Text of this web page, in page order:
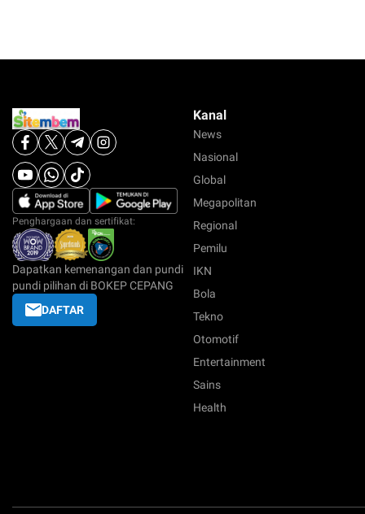
Penghargaan dan sertifikat:
Dapatkan kemenangan dan pundi
pundi pilihan di BOKEP CEPANG
DAFTAR
Kanal
News
Nasional
Global
Megapolitan
Regional
Pemilu
IKN
Bola
Tekno
Otomotif
Entertainment
Sains
Health